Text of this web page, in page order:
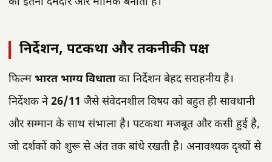
निर्देशन, पटकथा और तकनीकी पक्ष
फिल्म भारत भाग्य विधाताका निर्देशन बेहद सराहनीय है।
निर्देशक ने26/11 जैसे संवेदनशील विषय को बहुत ही सावधानी
और सम्मान के साथ संभाला है। पटकथा मजबूत और कसी हुई है,
जो दर्शकों को शुरू से अंत तक बांधे रखती है। अनावश्यक दृश्यों से